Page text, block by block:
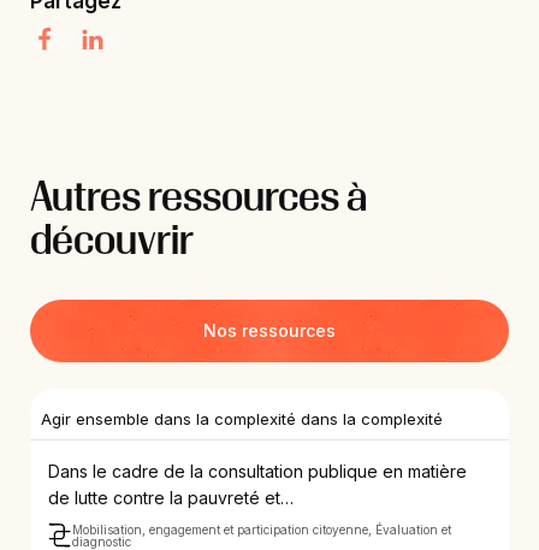
Autres ressources à
découvrir
Nos ressources
Agir ensemble dans la complexité dans la complexité
Dans le cadre de la consultation publique en matière
de lutte contre la pauvreté et…
Mobilisation, engagement et participation citoyenne, Évaluation et
diagnostic